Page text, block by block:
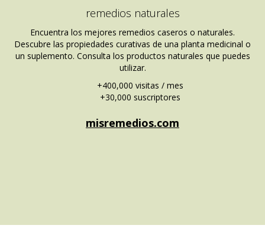
remedios naturales
Encuentra los mejores remedios caseros o naturales.
Descubre las propiedades curativas de una planta medicinal o
un suplemento. Consulta los productos naturales que puedes
utilizar.
+400,000 visitas / mes
+30,000 suscriptores
misremedios.com